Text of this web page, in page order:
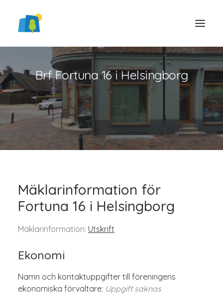
Brf Fortuna 16 i Helsingborg
Mäklarinformation för
Fortuna 16 i Helsingborg
Mäklarinformation: Utskrift
Ekonomi
Namn och kontaktuppgifter till föreningens
ekonomiska förvaltare: Uppgift saknas